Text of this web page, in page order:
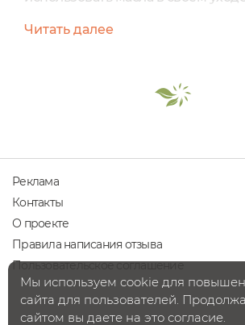
знакомство с базовых масел, а
уже давно сделала свой выбор в
Читать далее
Реклама
Контакты
О проекте
Правила написания отзыва
Пользовательское соглашение
Мы используем cookie для
сайта для пользователей.
сайтом вы даете на это согласие.